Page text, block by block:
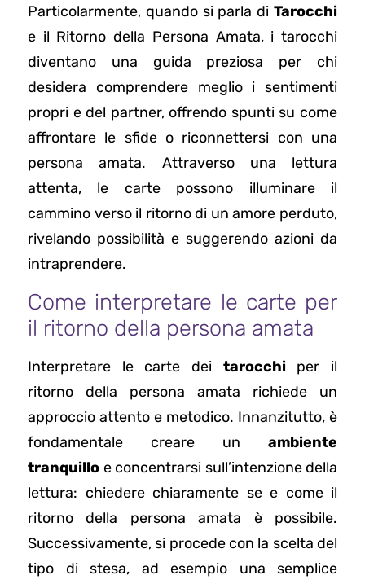
Particolarmente, quando si parla di Tarocchi
e il Ritorno della Persona Amata, i tarocchi
diventano una guida preziosa per chi
desidera comprendere meglio i sentimenti
propri e del partner, offrendo spunti su come
affrontare le sfide o riconnettersi con una
persona amata. Attraverso una lettura
attenta, le carte possono illuminare il
cammino verso il ritorno di un amore perduto,
rivelando possibilità e suggerendo azioni da
intraprendere.
Come interpretare le carte per
il ritorno della persona amata
Interpretare le carte dei tarocchi per il
ritorno della persona amata richiede un
approccio attento e metodico. Innanzitutto, è
fondamentale creare un ambiente
tranquillo e concentrarsi sull’intenzione della
lettura: chiedere chiaramente se e come il
ritorno della persona amata è possibile.
Successivamente, si procede con la scelta del
tipo di stesa, ad esempio una semplice